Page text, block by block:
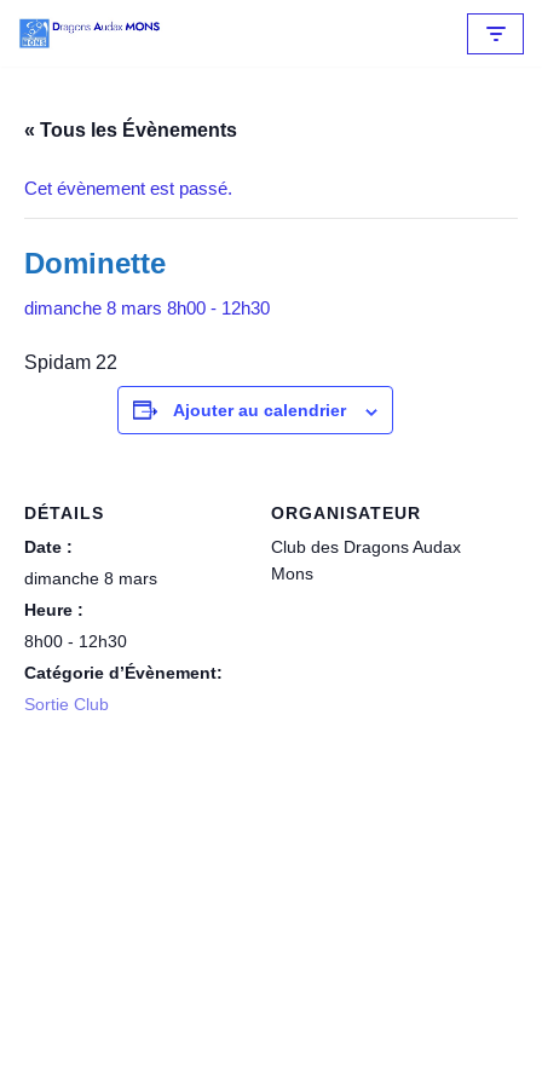
contenu
« Tous les Évènements
Cet évènement est passé.
Dominette
dimanche 8 mars 8h00 - 12h30
Spidam 22
Ajouter au calendrier
DÉTAILS
Date :
dimanche 8 mars
Heure :
8h00 - 12h30
Catégorie d’Évènement:
Sortie Club
ORGANISATEUR
Club des Dragons Audax
Mons